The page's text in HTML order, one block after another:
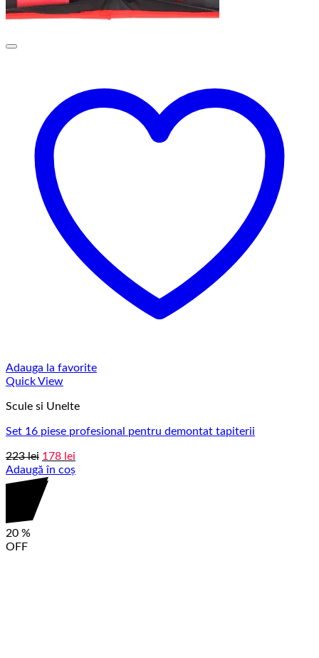
Adauga la favorite
Quick View
Scule si Unelte
Set 16 piese profesional pentru demontat tapiterii
223lei Prețul
inițial
a
fost:
178 lei
curent
Adaugă în coș
20 %
OFF